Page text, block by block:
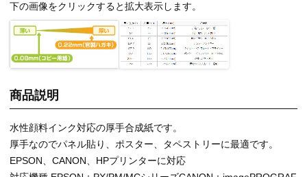
下の画像をクリックすると拡大表示します。
商品説明
水性顔料インク対応の厚手合成紙です。
厚手なのでパネル貼り、ポスター、タペストリーに最適です。
EPSON、CANON、HPプリンターに対応